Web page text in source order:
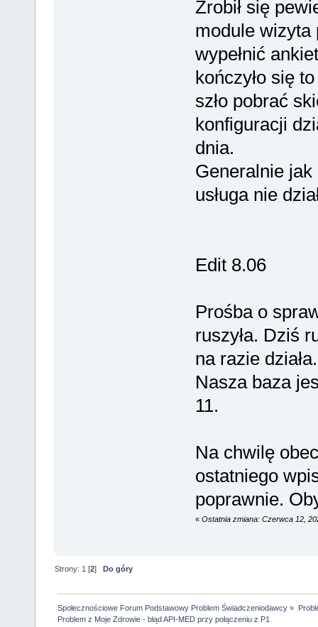
Zrobił się
module wizyta
wypełnić
kończyło się
szło pobrać
konfiguracji
dnia.
Generalnie
usługa nie
Edit 8.06
Prośba o
ruszyła. Dziś
na razie działa.
Nasza baza
11.
Na chwilę
ostatniego
poprawnie.
« Ostatnia zmiana: Czerwca 12,
Strony:1 [2] Do góry
Społecznościowe Forum Podstawowy Problem Świadczeniodawcy »
Problem z Moje Zdrowie - błąd API-MED przy połączeniu z P1